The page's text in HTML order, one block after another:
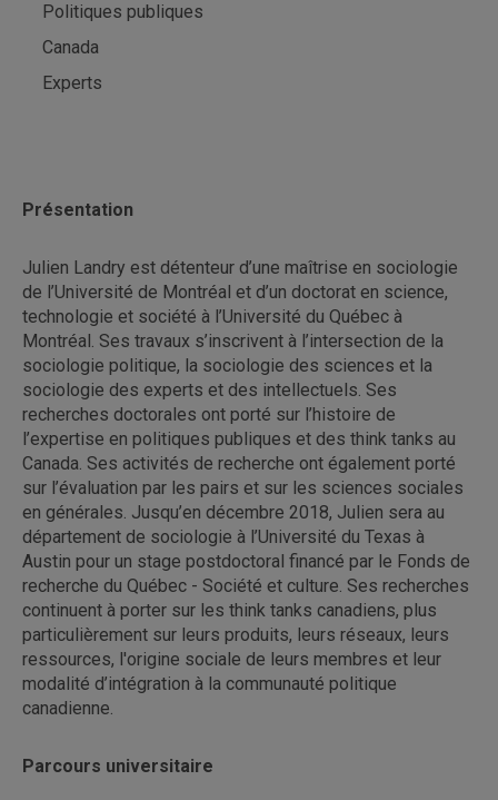
Politiques publiques
Canada
Experts
Présentation
Julien Landry est détenteur d’une maîtrise en sociologie
de l’Université de Montréal et d’un doctorat en science,
technologie et société à l’Université du Québec à
Montréal. Ses travaux s’inscrivent à l’intersection de la
sociologie politique, la sociologie des sciences et la
sociologie des experts et des intellectuels. Ses
recherches doctorales ont porté sur l’histoire de
l’expertise en politiques publiques et des think tanks au
Canada. Ses activités de recherche ont également porté
sur l’évaluation par les pairs et sur les sciences sociales
en générales. Jusqu’en décembre 2018, Julien sera au
département de sociologie à l’Université du Texas à
Austin pour un stage postdoctoral financé par le Fonds de
recherche du Québec - Société et culture. Ses recherches
continuent à porter sur les think tanks canadiens, plus
particulièrement sur leurs produits, leurs réseaux, leurs
ressources, l'origine sociale de leurs membres et leur
modalité d’intégration à la communauté politique
canadienne.
Parcours universitaire